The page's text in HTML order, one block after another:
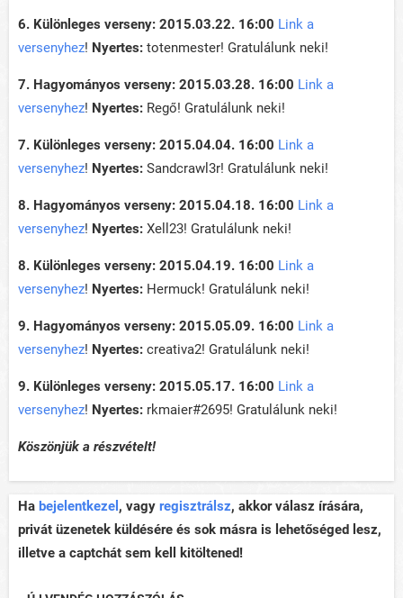
6. Különleges verseny: 2015.03.22. 16:00 Link a
versenyhez! Nyertes: totenmester! Gratulálunk neki!
7. Hagyományos verseny: 2015.03.28. 16:00 Link a
versenyhez! Nyertes: Regő! Gratulálunk neki!
7. Különleges verseny: 2015.04.04. 16:00 Link a
versenyhez! Nyertes: Sandcrawl3r! Gratulálunk neki!
8. Hagyományos verseny: 2015.04.18. 16:00 Link a
versenyhez! Nyertes: Xell23! Gratulálunk neki!
8. Különleges verseny: 2015.04.19. 16:00 Link a
versenyhez! Nyertes: Hermuck! Gratulálunk neki!
9. Hagyományos verseny: 2015.05.09. 16:00 Link a
versenyhez! Nyertes: creativa2! Gratulálunk neki!
9. Különleges verseny: 2015.05.17. 16:00 Link a
versenyhez! Nyertes: rkmaier#2695! Gratulálunk neki!
Köszönjük a részvételt!
Ha bejelentkezel , vagy regisztrálsz, akkor válasz írására,
privát üzenetek küldésére és sok másra is lehetőséged lesz,
illetve a captchát sem kell kitöltened!